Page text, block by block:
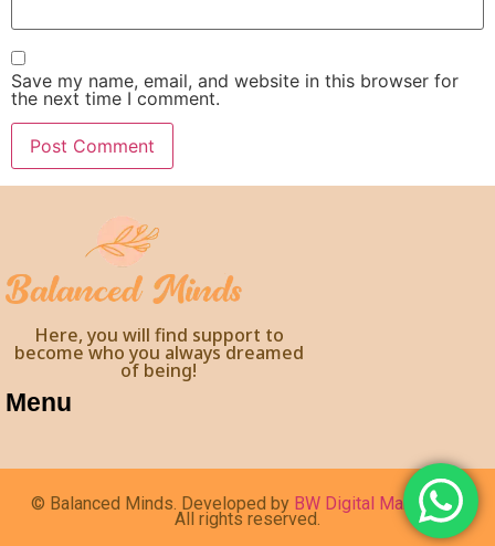
Save my name, email, and website in this browser for
the next time I comment.
Here, you will find support to
become who you always dreamed
of being!
Menu
© Balanced Minds. Developed by BW Digital Marketing .
All rights reserved.